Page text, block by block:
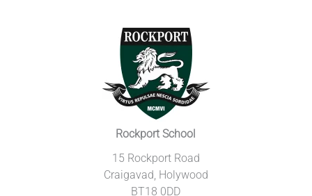
Rockport School
15 Rockport Road
Craigavad, Holywood
BT18 0DD